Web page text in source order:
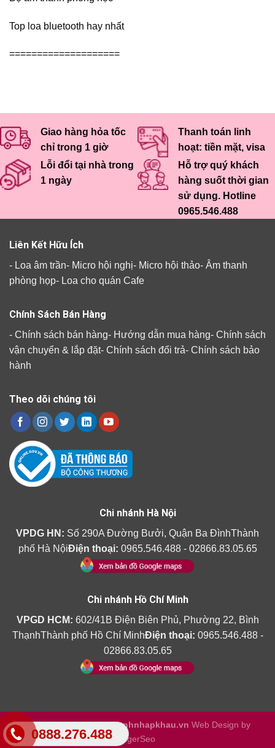
0888.276.488
Top loa bluetooth hay nhất
====================
Giao hàng hỏa tốc
chỉ trong 1 giờ
Thanh toán linh
hoạt: tiền mặt, visa
Lỗi đổi tại nhà trong
1 ngày
Hỗ trợ quý khách
hàng suốt thời gian
sử dụng. Hotline
0965.546.488
Liên Kết Hữu Ích
- Loa âm trần- Micro hội nghị- Micro hội thảo- Âm thanh
phòng họp- Loa cho quán Cafe
Chính Sách Bán Hàng
- Chính sách bán hàng- Hướng dẫn mua hàng- Chính sách
vận chuyển & lắp đặt- Chính sách đổi trả- Chính sách bảo
hành
Theo dõi chúng tôi
Chi nhánh Hà Nội
VPDG HN: Số 290A Đường Bưởi, Quận Ba ĐìnhThành
phố Hà NộiĐiện thoại: 0965.546.488 - 02866.83.05.65
Chi nhánh Hồ Chí Minh
VPGD HCM: 602/41B Điện Biên Phủ, Phường 22, Bình
ThạnhThành phố Hồ Chí MinhĐiện thoại: 0965.546.488 -
02866.83.05.65
Copyright 2026 ©Amthanhnhapkhau.vn Web Design by
TigerSeo